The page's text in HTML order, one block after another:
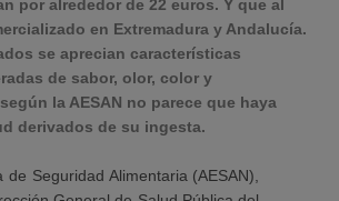
por alrededor de 22 euros. Y que al
en Extremadura y Andalucía.
se aprecian características
de sabor, olor, color y
la AESAN no parece que haya
derivados de su ingesta.
de Seguridad Alimentaria (AESAN),